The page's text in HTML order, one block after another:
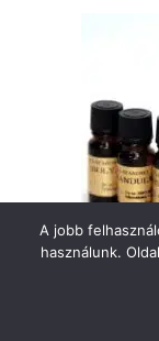
A jobb
használunk.